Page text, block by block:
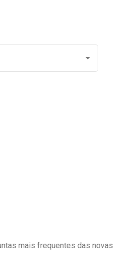
mais frequentes das novas